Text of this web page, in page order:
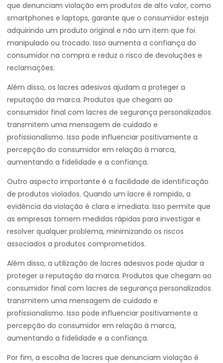
que denunciam violação em produtos de alto valor, como
smartphones e laptops, garante que o consumidor esteja
adquirindo um produto original e não um item que foi
manipulado ou trocado. Isso aumenta a confiança do
consumidor na compra e reduz o risco de devoluções e
reclamações.
Além disso, os lacres adesivos ajudam a proteger a
reputação da marca. Produtos que chegam ao
consumidor final com lacres de segurança personalizados
transmitem uma mensagem de cuidado e
profissionalismo. Isso pode influenciar positivamente a
percepção do consumidor em relação à marca,
aumentando a fidelidade e a confiança.
Outro aspecto importante é a facilidade de identificação
de produtos violados. Quando um lacre é rompido, a
evidência da violação é clara e imediata. Isso permite que
as empresas tomem medidas rápidas para investigar e
resolver qualquer problema, minimizando os riscos
associados a produtos comprometidos.
Além disso, a utilização de lacres adesivos pode ajudar a
proteger a reputação da marca. Produtos que chegam ao
consumidor final com lacres de segurança personalizados
transmitem uma mensagem de cuidado e
profissionalismo. Isso pode influenciar positivamente a
percepção do consumidor em relação à marca,
aumentando a fidelidade e a confiança.
Por fim, a escolha de lacres que denunciam violação é